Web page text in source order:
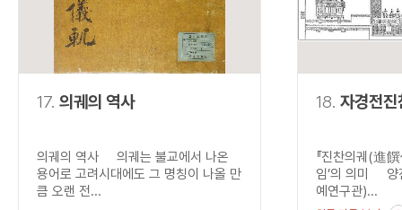
17. 의궤의 역사
의궤의 역사 의궤는 불교에서 나온
용어로 고려시대에도 그 명칭이 나올 만
큼 오랜 전...
18. 자경전진
『진찬의궤(進
임’의 의미 양
예연구관)...